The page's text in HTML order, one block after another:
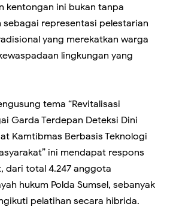
kentongan ini bukan tanpa
sebagai representasi pelestarian
yang merekatkan warga
lingkungan yang
tema “Revitalisasi
Garda Terdepan Deteksi Dini
Kamtibmas Berbasis Teknologi
ini mendapat respons
dari total 4.247 anggota
hukum Polda Sumsel, sebanyak
pelatihan secara hibrida.